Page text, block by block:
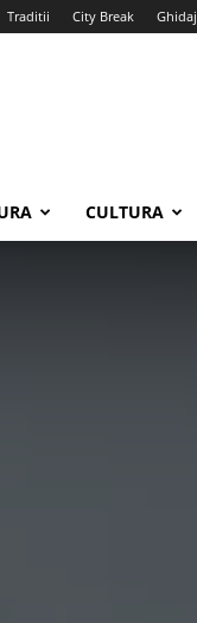
Traditii City Break Ghidaj
CULTURA